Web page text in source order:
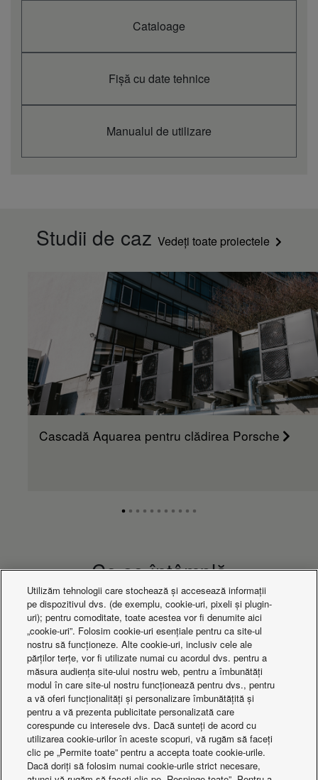
Cataloage
Fișă cu date tehnice
Manualul de utilizare
Studii de caz Vedeți toate proiectele
Cascadă Aquarea pentru clădirea Porsche
Ce se întâmplă
VRF Smart
New VRF systems
Utilizăm tehnologii care stochează și accesează informații
pe dispozitivul dvs. (de exemplu, cookie-uri, pixeli și plugin-
uri); pentru comoditate, toate acestea vor fi denumite aici
„cookie-uri”. Folosim cookie-uri esențiale pentru ca site-ul
nostru să funcționeze. Alte cookie-uri, inclusiv cele ale
părților terțe, vor fi utilizate numai cu acordul dvs. pentru a
măsura audiența site-ului nostru web, pentru a îmbunătăți
modul în care site-ul nostru funcționează pentru dvs., pentru
a vă oferi funcționalități și personalizare îmbunătățită și
pentru a vă prezenta publicitate personalizată care
corespunde cu interesele dvs. Dacă sunteți de acord cu
utilizarea cookie-urilor în aceste scopuri, vă rugăm să faceți
clic pe „Permite toate” pentru a accepta toate cookie-urile.
Dacă doriți să folosim numai cookie-urile strict necesare,